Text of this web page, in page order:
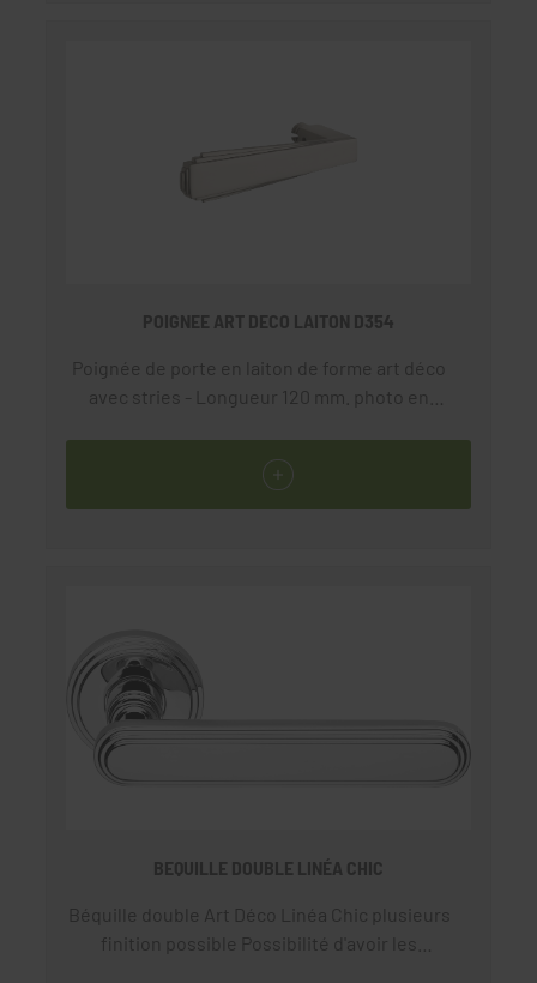
POIGNEE ART DECO LAITON D354
Poignée de porte en laiton de forme art déco
avec stries - Longueur 120 mm. photo en
BEQUILLE DOUBLE LINÉA CHIC
Béquille double Art Déco Linéa Chic plusieurs
finition possible Possibilité d'avoir les